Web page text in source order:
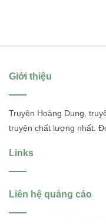
Giới thiệu
Truyện Hoàng Dung,
truyện chất lượng nhất.
Links
Liên hệ quảng cáo